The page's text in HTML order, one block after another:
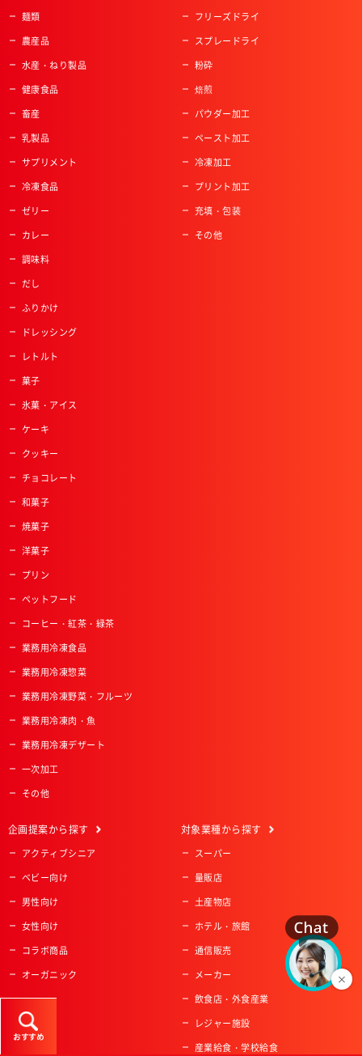
おすすめ
麺類
農産品
水産・ねり製品
健康食品
畜産
乳製品
サプリメント
冷凍食品
ゼリー
カレー
調味料
だし
ふりかけ
ドレッシング
レトルト
菓子
氷菓・アイス
ケーキ
クッキー
チョコレート
和菓子
焼菓子
洋菓子
プリン
ペットフード
コーヒー・紅茶・緑茶
業務用冷凍食品
業務用冷凍惣菜
業務用冷凍野菜・フルーツ
業務用冷凍肉・魚
業務用冷凍デザート
一次加工
その他
フリーズドライ
スプレードライ
粉砕
焙煎
パウダー加工
ペースト加工
冷凍加工
プリント加工
充填・包装
その他
企画提案から探す
アクティブシニア
ベビー向け
男性向け
女性向け
コラボ商品
オーガニック
対象業種から探す
スーパー
量販店
土産物店
ホテル・旅館
通信販売
メーカー
飲食店・外食産業
レジャー施設
産業給食・学校給食